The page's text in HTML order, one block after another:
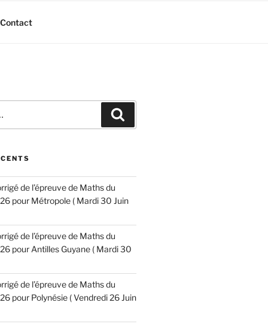
Contact
de l’épreuve de Maths du
pour Métropole ( Mardi 30 Juin
de l’épreuve de Maths du
pour Antilles Guyane ( Mardi 30
de l’épreuve de Maths du
pour Polynésie ( Vendredi 26 Juin